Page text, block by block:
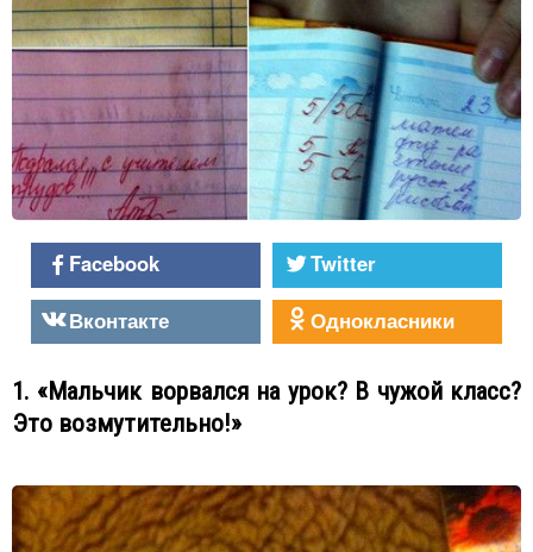
Facebook
Twitter
Вконтакте
Однокласники
1. «Мальчик ворвался на урок? В чужой класс?
Это возмутительно!»